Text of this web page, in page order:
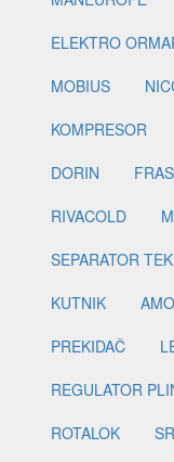
ELEKTRO
MOBIUS
KOMPRESOR
DORIN
RIVACOLD
SEPARATOR
KUTNIK
PREKIDAČ
REGULATOR
ROTALOK